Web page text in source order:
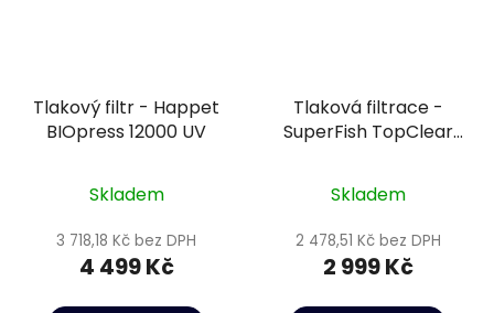
Tlakový filtr - Happet
BIOpress 12000 UV
Skladem
3 718,18 Kč bez DPH
4 499 Kč
Tlaková filtrace -
SuperFish TopClear
Skladem
2 478,51 Kč bez DPH
2 999 Kč